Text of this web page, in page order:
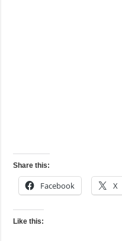
Share this:
Facebook X
Like this: